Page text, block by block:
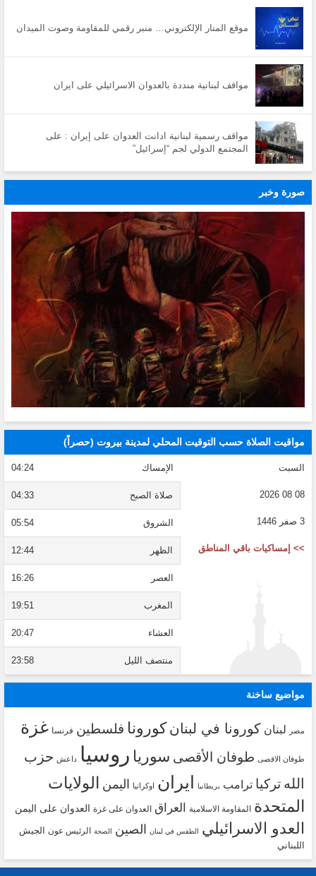
موقع المنار الإلكتروني… منبر رقمي للمقاومة وصوت الميدان
مواقف لبنانية منددة بالعدوان الاسرائيلي على ايران
مواقف رسمية لبنانية ادانت العدوان على إيران : على
المجتمع الدولي لجم “إسرائيل”
صورة وخبر
مواقيت الصلاة حسب التوقيت المحلي لمدينة بيروت (حصراً)
السبت
08 08 2026
3 صفر 1446
>> إمساكيات باقي المناطق
الإمساك 04:24
صلاة الصبح 04:33
الشروق 05:54
الظهر 12:44
العصر 16:26
المغرب 19:51
العشاء 20:47
منتصف الليل 23:58
مواضيع ساخنة
مصر لبنان كورونا في لبنانكورونا فلسطين فرنسا غزة
طوفان الاقصى طوفان الأقصى سوريا روسيا داعش حزب
الله تركيا ترامب بريطانيا ايران اوكرانيا اليمن الولايات
المتحدة المقاومة الاسلامية العراق العدوان على غزة العدوان على اليمن
العدو الاسرائيلي الطقس في لبنان الصين الصحة الرئيس عون
الجيش
اللبناني